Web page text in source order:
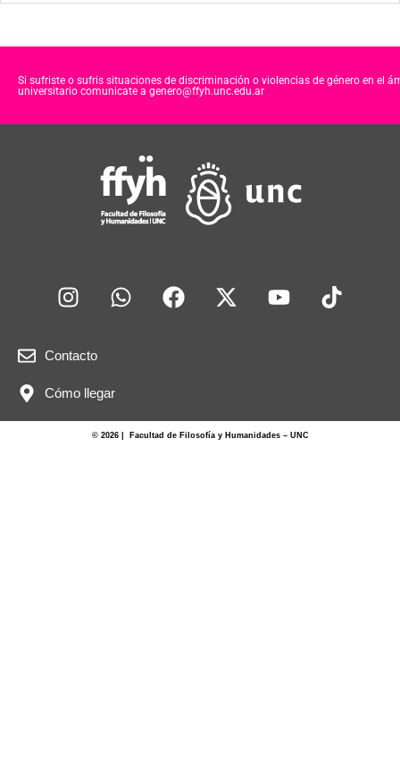
Si sufriste o sufris situaciones de discriminación o violencias de género en el
universitario comunicate a genero@ffyh.unc.edu.ar
Contacto
Cómo llegar
© 2026 | Facultad de Filosofía y Humanidades – UNC